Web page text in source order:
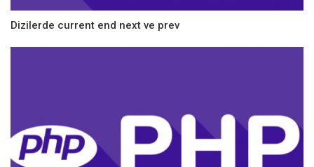
Dizilerde current end next ve prev